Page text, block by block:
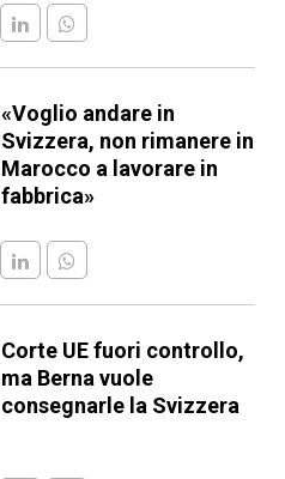
«Voglio andare in
Svizzera, non rimanere in
Marocco a lavorare in
fabbrica»
Corte UE fuori controllo,
ma Berna vuole
consegnarle la Svizzera